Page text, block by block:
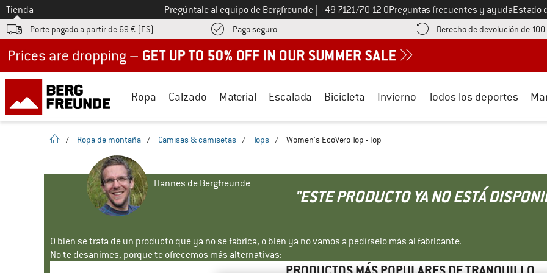
A la
Tienda Pregúntale al equipo de Bergfreunde Llámenos al
+49 7121/70 12 0Preguntas frecuentes y ayudaEstado
Porte pagado a partir de 69 € (ES) Pago seguro¡encuentre información sobre el pago aquí! Se abre en una ventana de
Derecho de devolución de
Ropa Calzado Material Escalada Bicicleta Invierno Todos los deportes
la pagina de inicio
/ Ropa de montaña / Camisas & camisetas / Tops / Women's EcoVero Top - Top
Hannes de Bergfreunde
"ESTE PRODUCTO YA NO ESTÁ
O bien se trata de un producto que ya no se fabrica, o bien ya no vamos a pedírselo más al fabricante.
No te desanimes, porque te ofrecemos más alternativas: